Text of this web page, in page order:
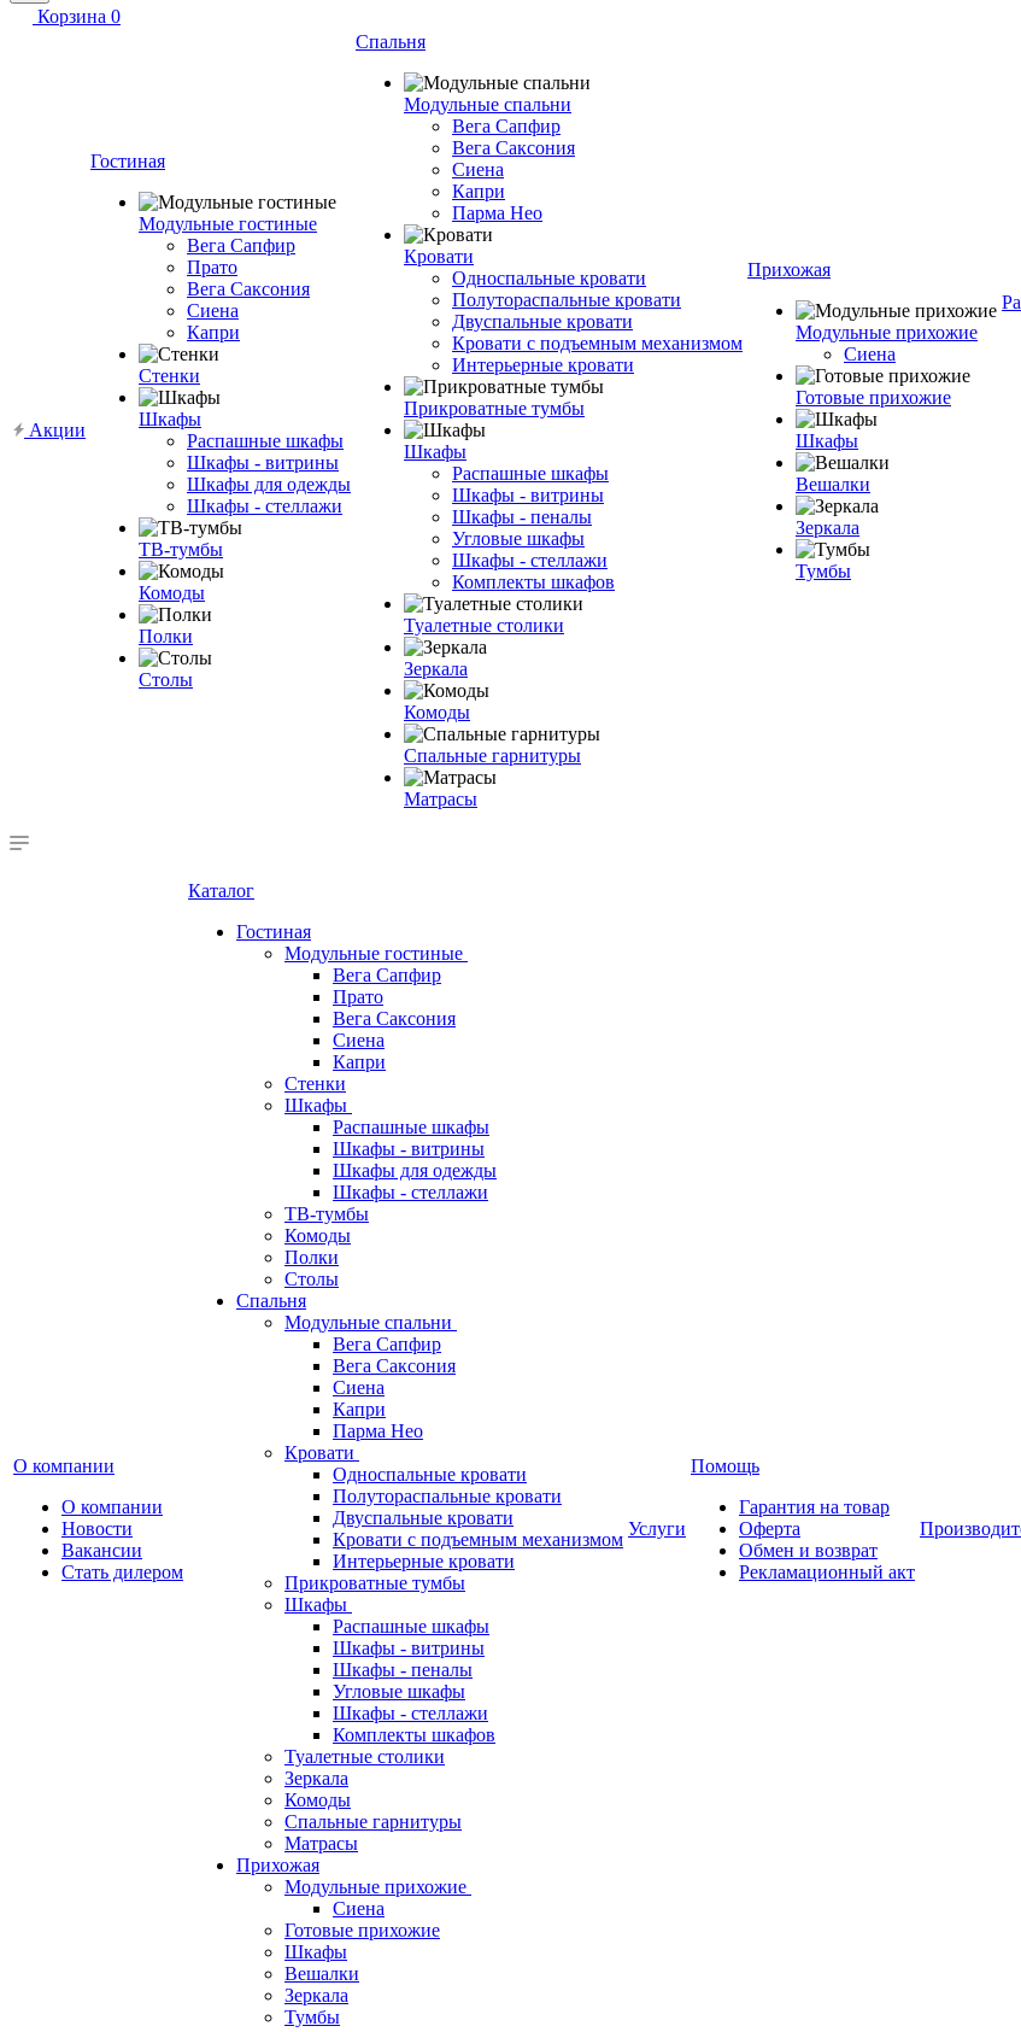
Корзина 0
Акции
Гостиная
Модульные гостиные
Вега Сапфир
Прато
Вега Саксония
Сиена
Капри
Стенки
Шкафы
Распашные шкафы
Шкафы - витрины
Шкафы для одежды
Шкафы - стеллажи
ТВ-тумбы
Комоды
Полки
Столы
Спальня
Модульные спальни
Вега Сапфир
Вега Саксония
Сиена
Капри
Парма Нео
Кровати
Односпальные кровати
Полутораспальные кровати
Двуспальные кровати
Кровати с подъемным механизмом
Интерьерные кровати
Прикроватные тумбы
Шкафы
Распашные шкафы
Шкафы - витрины
Шкафы - пеналы
Угловые шкафы
Шкафы - стеллажи
Комплекты шкафов
Туалетные столики
Зеркала
Комоды
Спальные гарнитуры
Матрасы
Прихожая
Модульные прихожие
Сиена
Готовые прихожие
Шкафы
Вешалки
Зеркала
Тумбы
О компании
О компании
Новости
Вакансии
Стать дилером
Каталог
Гостиная
Модульные гостиные
Вега Сапфир
Прато
Вега Саксония
Сиена
Капри
Стенки
Шкафы
Распашные шкафы
Шкафы - витрины
Шкафы для одежды
Шкафы - стеллажи
ТВ-тумбы
Комоды
Полки
Столы
Спальня
Модульные спальни
Вега Сапфир
Вега Саксония
Сиена
Капри
Парма Нео
Кровати
Односпальные кровати
Полутораспальные кровати
Двуспальные кровати
Кровати с подъемным механизмом
Интерьерные кровати
Прикроватные тумбы
Шкафы
Распашные шкафы
Шкафы - витрины
Шкафы - пеналы
Угловые шкафы
Шкафы - стеллажи
Комплекты шкафов
Туалетные столики
Зеркала
Комоды
Спальные гарнитуры
Матрасы
Прихожая
Модульные прихожие
Сиена
Готовые прихожие
Шкафы
Вешалки
Зеркала
Тумбы
Услуги
Помощь
Гарантия на товар
Оферта
Обмен и возврат
Рекламационный акт